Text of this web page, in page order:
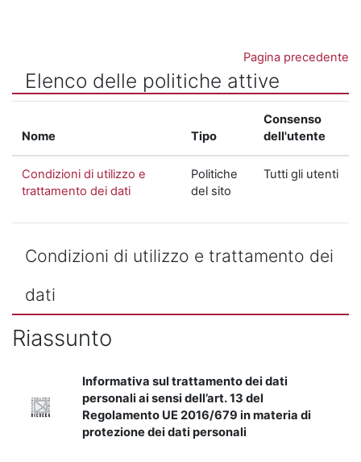
Pagina precedente
Elenco delle politiche attive
Nome Tipo
Consenso
dell'utente
Condizioni di utilizzo e
trattamento dei dati
Politiche
del sito
Tutti gli utenti
Condizioni di utilizzo e trattamento dei
dati
Riassunto
Informativa sul trattamento dei dati
personali ai sensi dell’art. 13 del
Regolamento UE 2016/679 in materia di
protezione dei dati personali